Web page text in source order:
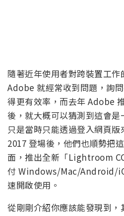
隨著近年使用者對跨裝置工作
Adobe 就經常收到問題，詢
得更有效率，而去年 Adobe
後，就大概可以猜測到這會是
只是當時只能透過登入網頁
2017 登場後，他們也順勢把
面，推出全新「Lightroom
付 Windows/Mac/Android/
速開啟使用。
從剛剛介紹你應該能發現到